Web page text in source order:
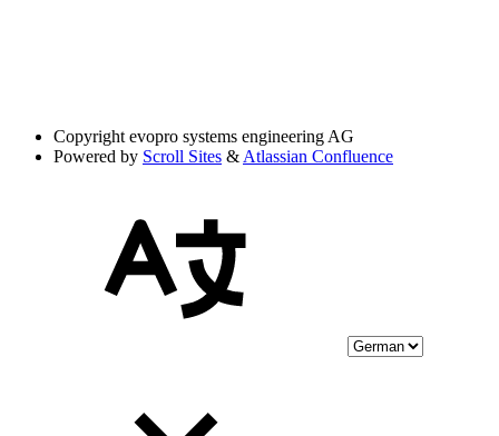
Copyright evopro systems engineering AG
Powered by Scroll Sites & Atlassian Confluence